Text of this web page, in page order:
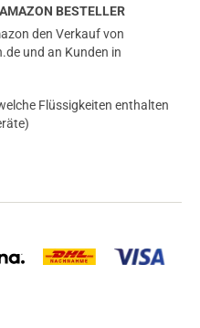
BESTELLER
den Verkauf von
und an Kunden in
Flüssigkeiten enthalten